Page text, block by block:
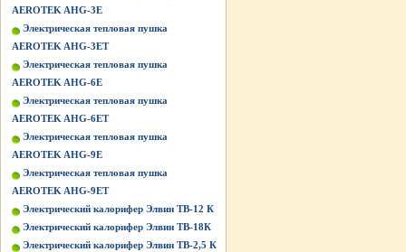
AEROTEK AHG-3E
Электрическая тепловая пушка
AEROTEK AHG-3ET
Электрическая тепловая пушка
AEROTEK AHG-6E
Электрическая тепловая пушка
AEROTEK AHG-6ET
Электрическая тепловая пушка
AEROTEK AHG-9E
Электрическая тепловая пушка
AEROTEK AHG-9ET
Электрический калорифер Элвин ТВ-12 К
Электрический калорифер Элвин ТВ-18К
Электрический калорифер Элвин ТВ-2,5 К